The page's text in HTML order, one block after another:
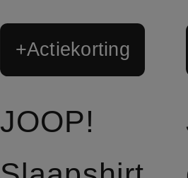
+Actiekorting
JOOP!